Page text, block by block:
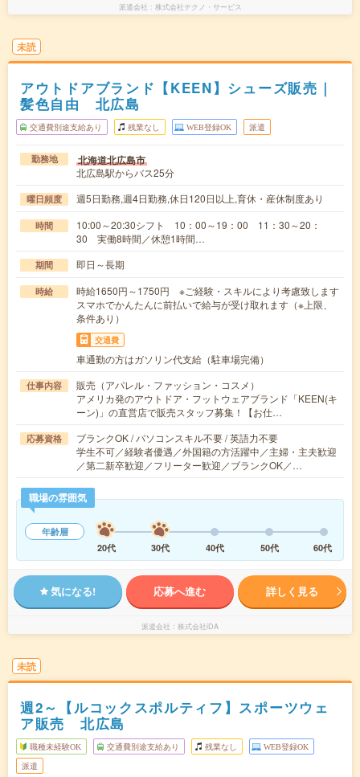
派遣会社 株式会社テクノ・サービス
未読
アウトドアブランド【KEEN】シューズ販売｜
髪色自由 北広島
交通費別途支給あり 残業なし WEB登録OK 派遣
勤務地 北海道北広島市
北広島駅からバス25分
曜日頻度 週5日勤務,週4日勤務,休日120日以上,育休・産休制度あり
時間
10:00～20:30シフト 10：00～19：00 11：30～20：
30 実働8時間／休憩1時間…
期間 即日～長期
時給
時給1650円～1750円 ※ご経験・スキルにより考慮致します
スマホでかんたんに前払いで給与が受け取れます（※上限、
条件あり）
交通費
車通勤の方はガソリン代支給（駐車場完備）
仕事内容
販売（アパレル・ファッション・コスメ）
アメリカ発のアウトドア・フットウェアブランド「KEEN(キ
ーン)」の直営店で販売スタッフ募集！【お仕…
応募資格
ブランクOK / パソコンスキル不要 / 英語力不要
学生不可／経験者優遇／外国籍の方活躍中／主婦・主夫歓迎
／第二新卒歓迎／フリーター歓迎／ブランクOK／…
職場の雰囲気
年齢層
20代
30代 40代 50代 60代
気になる! 応募へ進む 詳しく見る
派遣会社 株式会社iDA
未読
週2～【ルコックスポルティフ】スポーツウェ
ア販売 北広島
職種未経験OK 交通費別途支給あり 残業なし WEB登録OK
派遣